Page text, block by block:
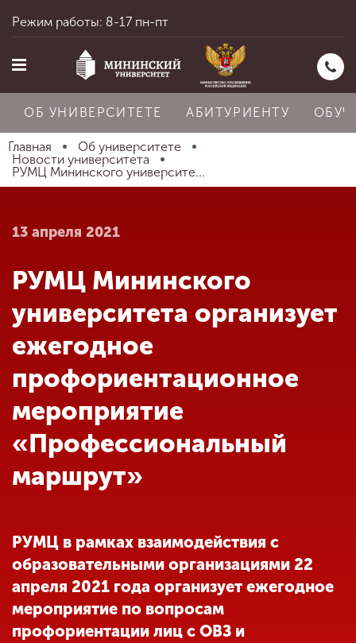
Главная
Абитуриенту
Обучение
Наука
Международная
деятельность
Другие виды
деятельности
Студенческая жизнь
Режим работы: 8-17 пн-пт
ОБ УНИВЕРСИТЕТЕ АБИТУРИЕНТУ
Главная
Об университете
Новости университета
РУМЦ Мининского университе...
13 апреля 2021
РУМЦ Мининского
университета организует
ежегодное
профориентационное
мероприятие
«Профессиональный
маршрут»
РУМЦ в рамках взаимодействия с
образовательными организациями 22
апреля 2021 года организует ежегодное
мероприятие по вопросам
профориентации лиц с ОВЗ и